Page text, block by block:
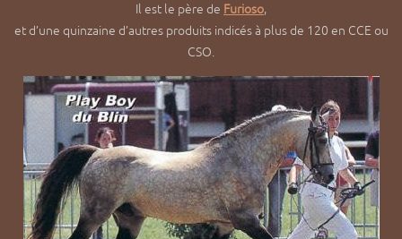
Il est le père de Furioso,
et d’une quinzaine d’autres produits indicés à plus de 120 en CCE ou
CSO.